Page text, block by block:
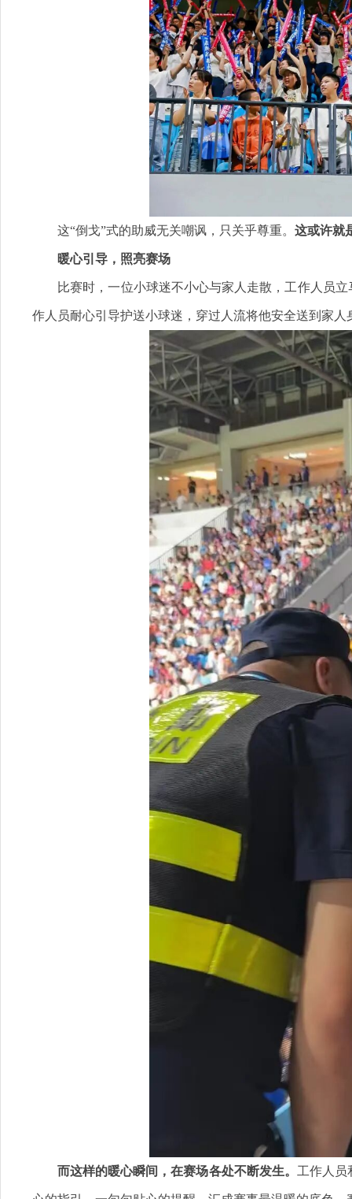
这“倒戈”式的助威无关嘲讽，只关乎尊重。 这或许就
暖心引导，照亮赛场
比赛时，一位小球迷不小心与家人走散，工作人员立
作人员耐心引导护送小球迷，穿过人流将他安全送到家人
而这样的暖心瞬间，在赛场各处不断发生。 工作人员